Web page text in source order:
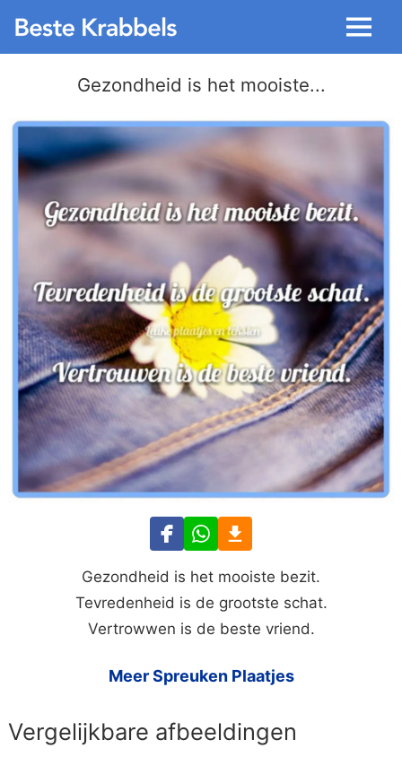
Menu
Gezondheid is het mooiste...
Gezondheid is het mooiste bezit.
Tevredenheid is de grootste schat.
Vertrowwen is de beste vriend.
Meer Spreuken Plaatjes
Vergelijkbare afbeeldingen